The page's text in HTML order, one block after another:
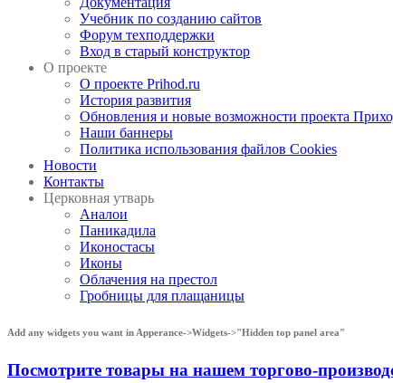
Учебник по созданию сайтов
Форум техподдержки
Вход в старый конструктор
О проекте
О проекте Prihod.ru
История развития
Обновления и новые возможности проекта
Наши баннеры
Политика использования файлов Cookies
Новости
Контакты
Церковная утварь
Аналои
Паникадила
Иконостасы
Иконы
Облачения на престол
Гробницы для плащаницы
Add any widgets you want in Apperance->Widgets->"Hidden top panel area"
Посмотрите товары на нашем торгово-